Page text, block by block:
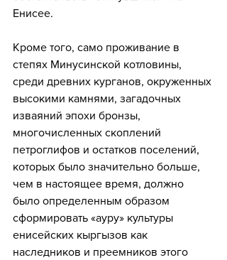
Енисее.
Кроме того, само проживание в
степях Минусинской котловины,
среди древних курганов, окруженных
высокими камнями, загадочных
изваяний эпохи бронзы,
многочисленных скоплений
петроглифов и остатков поселений,
которых было значительно больше,
чем в настоящее время, должно
было определенным образом
сформировать «ауру» культуры
енисейских кыргызов как
наследников и преемников этого